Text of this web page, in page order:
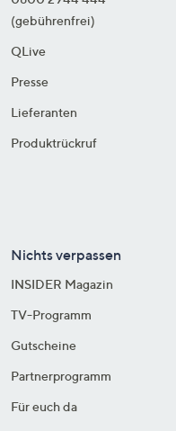
(gebührenfrei)
QLive
Presse
Lieferanten
Produktrückruf
Nichts verpassen
INSIDER Magazin
TV-Programm
Gutscheine
Partnerprogramm
Für euch da